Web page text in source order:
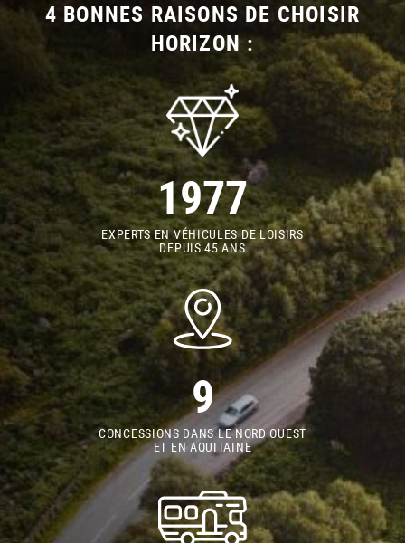
4 BONNES RAISONS DE CHOISIR
HORIZON :
1977
EXPERTS EN VÉHICULES DE LOISIRS
DEPUIS 45 ANS
9
CONCESSIONS DANS LE NORD OUEST
ET EN AQUITAINE